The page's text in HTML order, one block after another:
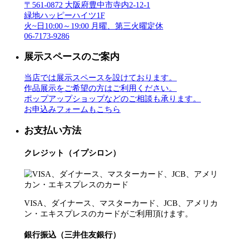
〒561-0872 大阪府豊中市寺内2-12-1
緑地ハッピーハイツ1F
火~日10:00～19:00 月曜、第三火曜定休
06-7173-9286
展示スペースのご案内
当店では展示スペースを設けております。
作品展示をご希望の方はご利用ください。
ポップアップショップなどのご相談も承ります。
お申込みフォームもこちら
お支払い方法
クレジット（イプシロン）
VISA、ダイナース、マスターカード、JCB、アメリカ
ン・エキスプレスのカードがご利用頂けます。
銀行振込（三井住友銀行）